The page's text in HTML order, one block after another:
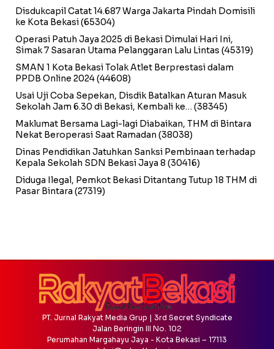
Disdukcapil Catat 14.687 Warga Jakarta Pindah Domisili
ke Kota Bekasi(65304)
Operasi Patuh Jaya 2025 di Bekasi Dimulai Hari Ini,
Simak 7 Sasaran Utama Pelanggaran Lalu Lintas (45319)
SMAN 1 Kota Bekasi Tolak Atlet Berprestasi dalam
PPDB Online 2024(44608)
Usai Uji Coba Sepekan, Disdik Batalkan Aturan Masuk
Sekolah Jam 6.30 di Bekasi, Kembali ke… (38345)
Maklumat Bersama Lagi-lagi Diabaikan, THM di Bintara
Nekat Beroperasi Saat Ramadan (38038)
Dinas Pendidikan Jatuhkan Sanksi Pembinaan terhadap
Kepala Sekolah SDN Bekasi Jaya 8 (30416)
Diduga Ilegal, Pemkot Bekasi Ditantang Tutup 18 THM di
Pasar Bintara (27319)
PT. Jurnal Rakyat Media Grup | 3rd Secret Syndicate
Jalan Beringin III No. 102
Perumahan Margahayu Jaya - Kota Bekasi – 17113